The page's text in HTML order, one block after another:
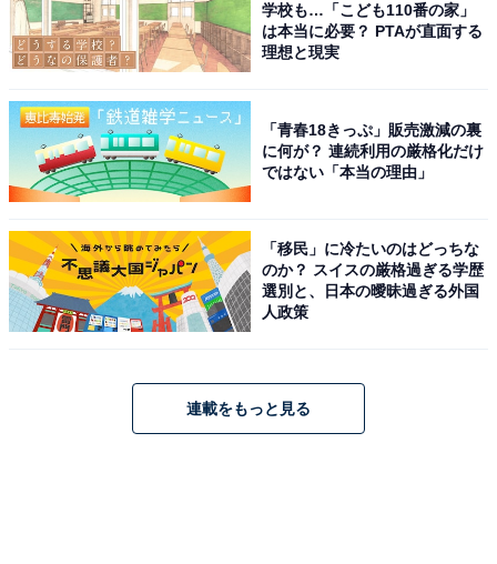
学校も…「こども110番の家」
は本当に必要？ PTAが直面する
理想と現実
「青春18きっぷ」販売激減の裏
に何が？ 連続利用の厳格化だけ
ではない「本当の理由」
「移民」に冷たいのはどっちな
のか？ スイスの厳格過ぎる学歴
選別と、日本の曖昧過ぎる外国
人政策
連載をもっと見る